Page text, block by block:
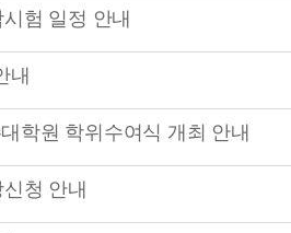
험 일정 안내
내
학원 학위수여식 개최 안내
청 안내